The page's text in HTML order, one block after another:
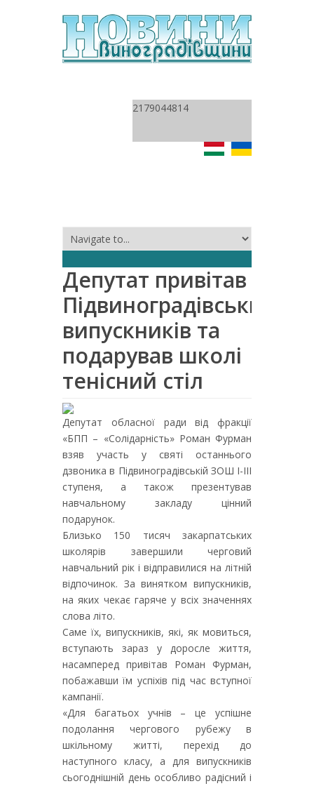
2179044814
Депутат привітав
Підвиноградівських
випускників та
подарував школі
тенісний стіл
Депутат обласної ради від фракції
«БПП – «Солідарність» Роман Фурман
взяв участь у святі останнього
дзвоника в Підвиноградівській ЗОШ І-ІІІ
ступеня, а також презентував
навчальному закладу цінний
подарунок.
Близько 150 тисяч закарпатських
школярів завершили черговий
навчальний рік і відправилися на літній
відпочинок. За винятком випускників,
на яких чекає гаряче у всіх значеннях
слова літо.
Саме їх, випускників, які, як мовиться,
вступають зараз у доросле життя,
насамперед привітав Роман Фурман,
побажавши їм успіхів під час вступної
кампанії.
«Для багатьох учнів – це успішне
подолання чергового рубежу в
шкільному житті, перехід до
наступного класу, а для випускників
сьогоднішній день особливо радісний і